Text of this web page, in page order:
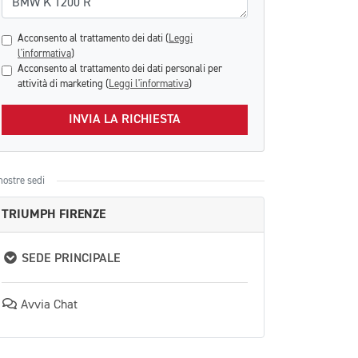
Acconsento al trattamento dei dati ( Leggi
l'informativa)
Acconsento al trattamento dei dati personali per
attività di marketing ( Leggi l'informativa)
INVIA LA RICHIESTA
sedi
TRIUMPH FIRENZE
SEDE PRINCIPALE
Avvia Chat